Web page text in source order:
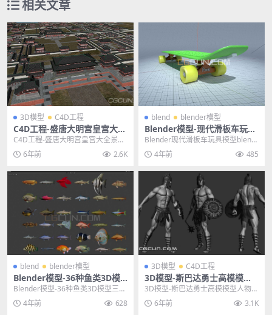
相关文章
3D模型 C4D工程
C4D工程-盛唐大明宫皇宫大全
景场景简模模型C4D MAX 含
材质贴图
C4D工程-盛唐大明宫皇宫大全景场
景简模模型C4D MAX 含材质贴图
其他推荐...
6年前 2.6K
blend blender模型
Blender模型-现代滑板车玩具
模型blend
Blender现代滑板车玩具模型blend
其他推荐: Blender模型-科幻...
4年前 485
blend blender模型
Blender模型-36种鱼类3D模
型三维游戏模型素材
Blender模型-36种鱼类3D模型三维
游戏模型素材 其他推荐: Blende...
4年前 628
3D模型 C4D工程
3D模型-斯巴达勇士高模模型
人物影视角色模型C4D/OBJ/F
BX/3DS
3D模型-斯巴达勇士高模模型人物影
视角色模型 其他推荐: 3D模型-21款
老爷车...
6年前 3.1K